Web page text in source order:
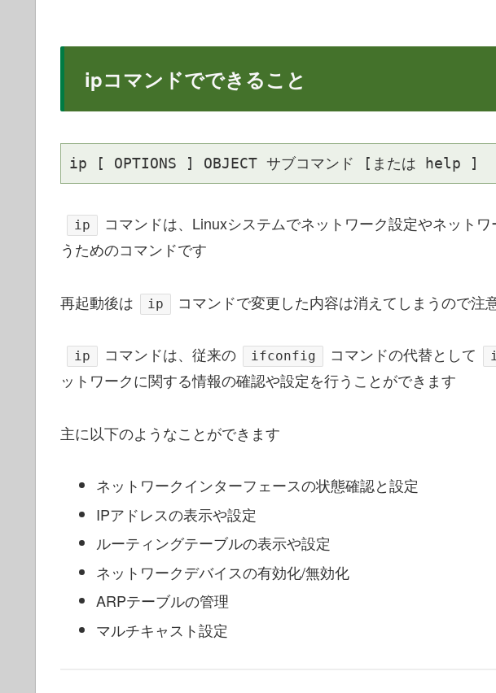
ipコマンドでできること
ip [ OPTIONS ] OBJECT サブコマンド [または help ]
ip
コマンドは、Linuxシステムでネットワーク設定やネット
うためのコマンドです
再起動後は ip コマンドで変更した内容は消えてしまうので注
ip コマンドは、従来の ifconfig コマンドの代替として
ットワークに関する情報の確認や設定を行うことができます
主に以下のようなことができます
ネットワークインターフェースの状態確認と設定
IPアドレスの表示や設定
ルーティングテーブルの表示や設定
ネットワークデバイスの有効化/無効化
ARPテーブルの管理
マルチキャスト設定